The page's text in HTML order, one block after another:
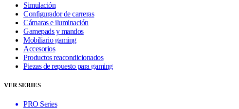
Simulación
Configurador de carreras
Cámaras e iluminación
Gamepads y mandos
Mobiliario gaming
Accesorios
Productos reacondicionados
Piezas de repuesto para gaming
VER SERIES
PRO Series